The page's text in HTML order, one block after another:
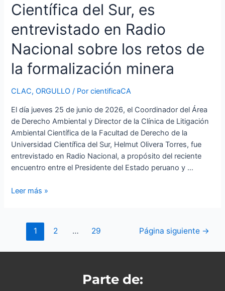
Científica del Sur, es
entrevistado en Radio
Nacional sobre los retos de
la formalización minera
CLAC,ORGULLO / PorcientificaCA
El día jueves 25 de junio de 2026, el Coordinador del Área
de Derecho Ambiental y Director de la Clínica de Litigación
Ambiental Científica de la Facultad de Derecho de la
Universidad Científica del Sur, Helmut Olivera Torres, fue
entrevistado en Radio Nacional, a propósito del reciente
encuentro entre el Presidente del Estado peruano y …
Nacional
sobre
los
de
la
formalización
minera
Leer más »
1 2 … 29 Página siguiente →
Parte de: